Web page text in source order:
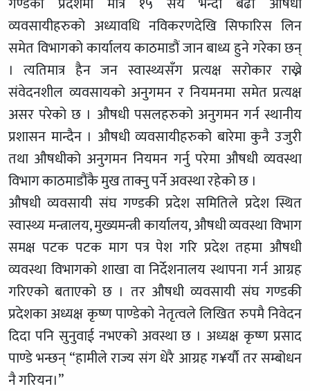
व्यवसायीहरुको अध्यावधि नविकरणदेखि सिफारिस लिन
समेत विभागको कार्यालय काठमाडौं जान बाध्य हुने गरेका छन्
। त्यतिमात्र हैन जन स्वास्थ्यसँग प्रत्यक्ष सरोकार राख्ने
संवेदनशील व्यवसायको अनुगमन र नियमनमा समेत प्रत्यक्ष
असर परेको छ । औषधी पसलहरुको अनुगमन गर्न स्थानीय
प्रशासन मान्दैन । औषधी व्यवसायीहरुको बारेमा कुनै उजुरी
तथा औषधीको अनुगमन नियमन गर्नु परेमा औषधी व्यवस्था
विभाग काठमाडौंकै मुख ताक्नु पर्ने अवस्था रहेको छ ।
औषधी व्यवसायी संघ गण्डकी प्रदेश समितिले प्रदेश स्थित
स्वास्थ्य मन्त्रालय, मुख्यमन्त्री कार्यालय, औषधी व्यवस्था विभाग
समक्ष पटक पटक माग पत्र पेश गरि प्रदेश तहमा औषधी
व्यवस्था विभागको शाखा वा निर्देशनालय स्थापना गर्न आग्रह
गरिएको बताएको छ । तर औषधी व्यवसायी संघ गण्डकी
प्रदेशका अध्यक्ष कृष्ण पाण्डेको नेतृत्वले लिखित रुपमै निवेदन
दिदा पनि सुनुवाई नभएको अवस्था छ । अध्यक्ष कृष्ण प्रसाद
पाण्डे भन्छन् “हामीले राज्य संग धेरै आग्रह ग¥र्यौ तर सम्बोधन
नै गरियन।”